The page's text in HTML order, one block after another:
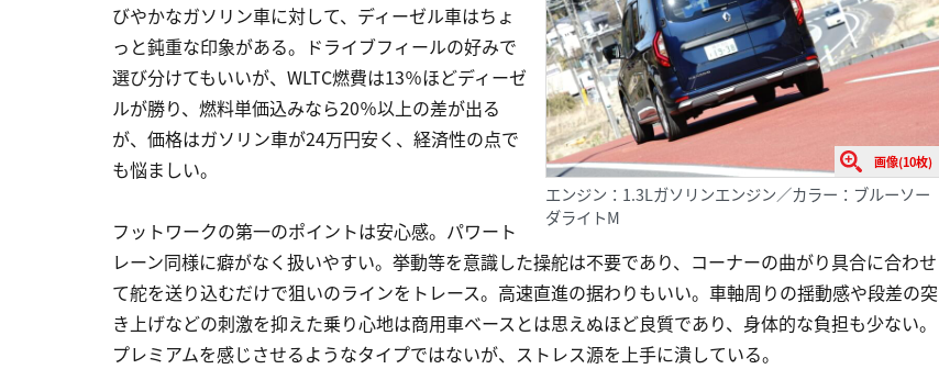
画像(10枚)
エンジン：1.3Lガソリンエンジン／カラー：ブルーソー
ダライトM
びやかなガソリン車に対して、ディーゼル車はちょ
っと鈍重な印象がある。ドライブフィールの好みで
選び分けてもいいが、WLTC燃費は13％ほどディーゼ
ルが勝り、燃料単価込みなら20％以上の差が出る
が、価格はガソリン車が24万円安く、経済性の点で
も悩ましい。
フットワークの第一のポイントは安心感。パワート
レーン同様に癖がなく扱いやすい。挙動等を意識した操舵は不要であり、コーナーの曲がり具合に合わせ
て舵を送り込むだけで狙いのラインをトレース。高速直進の据わりもいい。車軸周りの揺動感や段差の突
き上げなどの刺激を抑えた乗り心地は商用車ベースとは思えぬほど良質であり、身体的な負担も少ない。
プレミアムを感じさせるようなタイプではないが、ストレス源を上手に潰している。